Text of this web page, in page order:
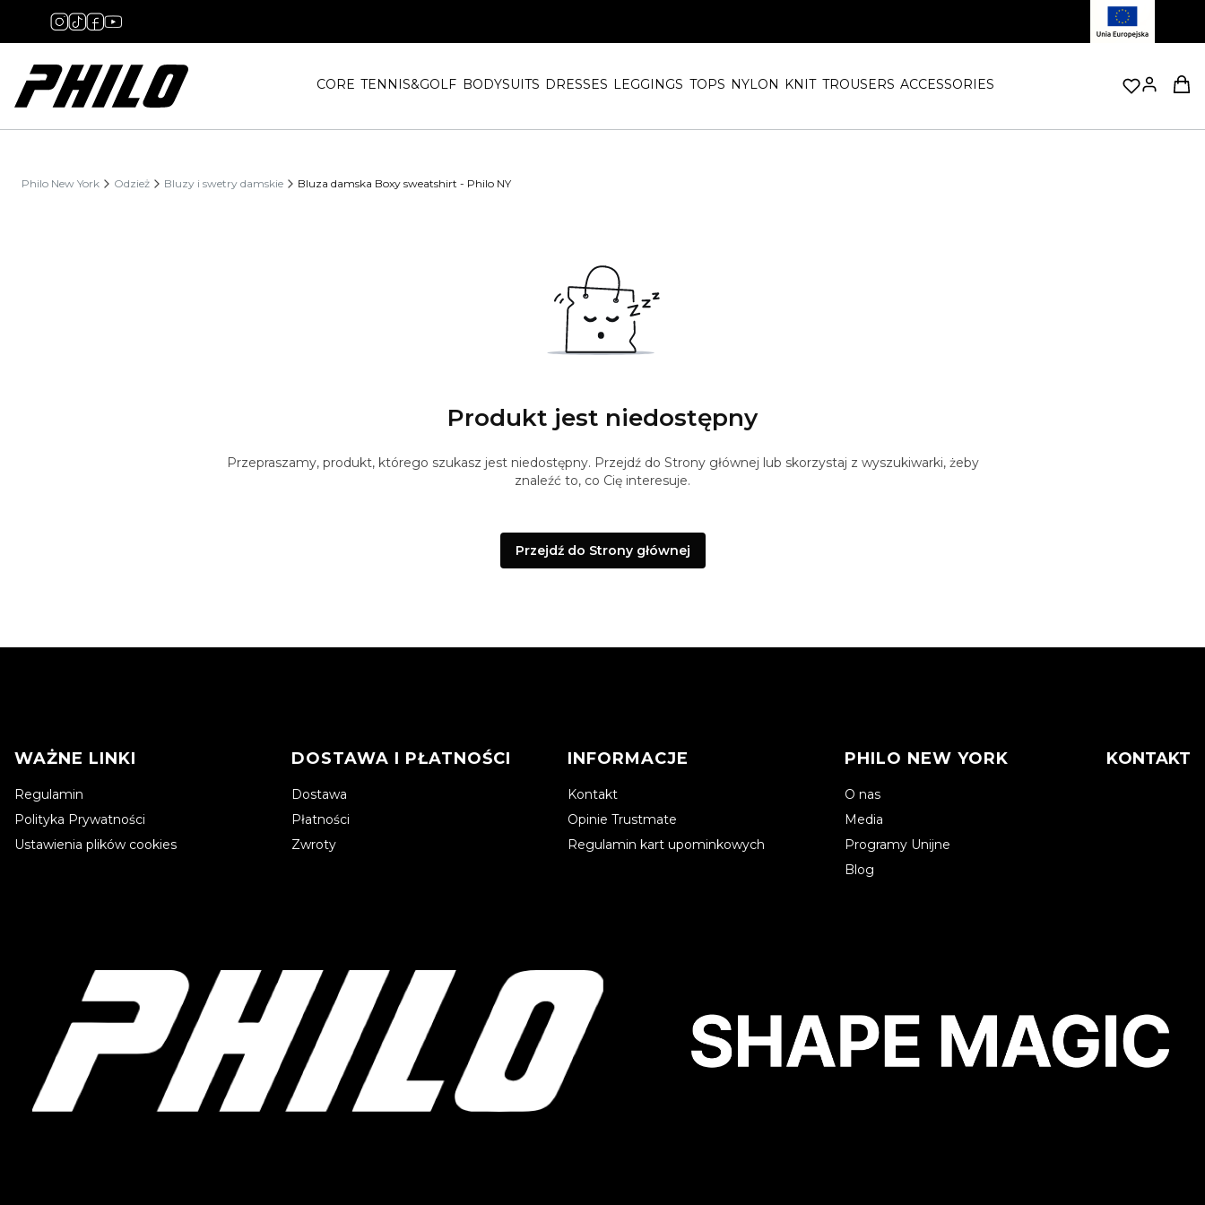
CORE TENNIS&GOLF BODYSUITS DRESSES LEGGINGS TOPS NYLON KNIT TROUSERS ACCESSORIES
Philo New York Odzież Bluzy i swetry damskie Bluza damska Boxy sweatshirt - Philo NY
Produkt jest niedostępny
Przepraszamy, produkt, którego szukasz jest niedostępny. Przejdź do Strony głównej lub skorzystaj z wyszukiwarki, żeby
znaleźć to, co Cię interesuje.
Przejdź do Strony głównej
Linki w stopce
WAŻNE LINKI
Regulamin
Polityka Prywatności
Ustawienia plików cookies
DOSTAWA I PŁATNOŚCI
Dostawa
Płatności
Zwroty
INFORMACJE
Kontakt
Opinie Trustmate
Regulamin kart upominkowych
PHILO NEW YORK
O nas
Media
Programy Unijne
Blog
KONTAKT